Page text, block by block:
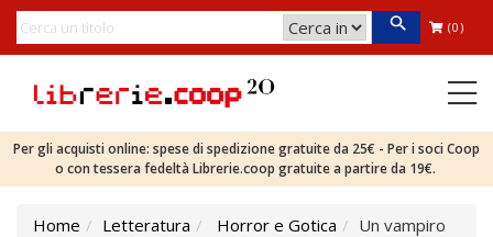
(0)
Per gli acquisti online: spese di spedizione gratuite da 25€ - Per i soci Coop
o con tessera fedeltà Librerie.coop gratuite a partire da 19€.
Home Letteratura Horror e Gotica Un vampiro